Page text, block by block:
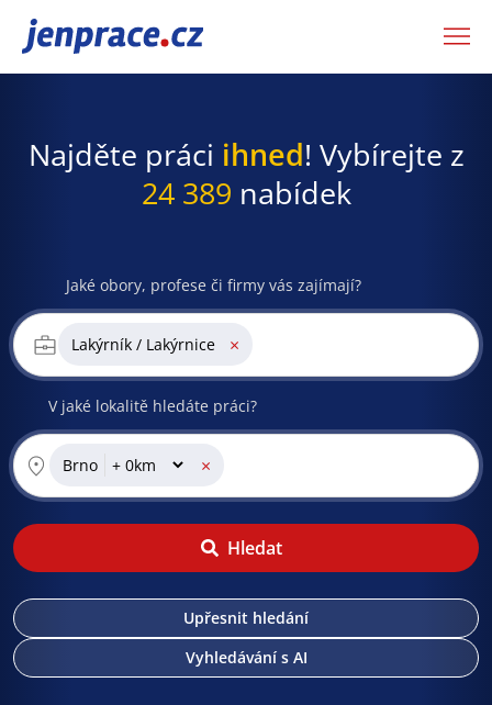
JenPráce.cz
Najděte práci ihned! Vybírejte z
24 389 nabídek
Jaké obory, profese či firmy vás zajímají?
Lakýrník / Lakýrnice ×
V jaké lokalitě hledáte práci?
Brno ×
Hledat
Upřesnit hledání
Vyhledávání s AI